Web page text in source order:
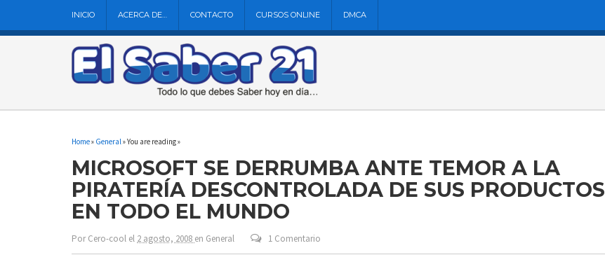
INICIO ACERCA DE… CONTACTO CURSOS ONLINE DMCA
Home» General» You are reading »
MICROSOFT SE DERRUMBA ANTE TEMOR A LA
PIRATERÍA DESCONTROLADA DE SUS PRODUCTOS
EN TODO EL MUNDO
PorCero-cool el 2 agosto, 2008 en General 1 Comentario